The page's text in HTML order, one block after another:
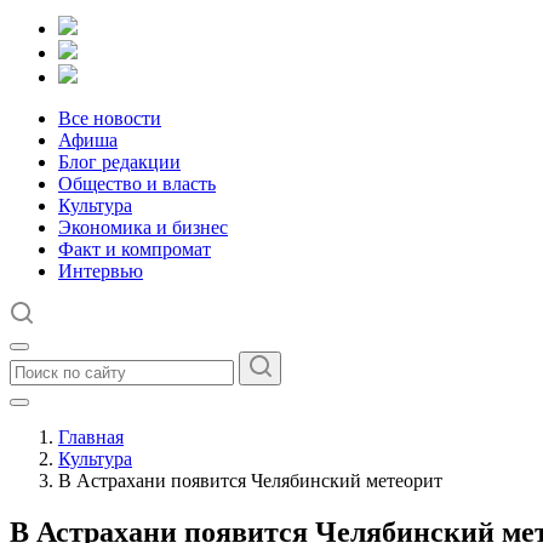
Все новости
Афиша
Блог редакции
Общество и власть
Культура
Экономика и бизнес
Факт и компромат
Интервью
Главная
Культура
В Астрахани появится Челябинский метеорит
В Астрахани появится Челябинский